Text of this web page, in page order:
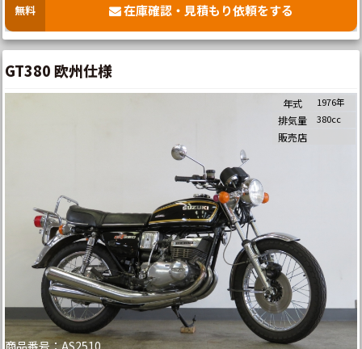
無料 在庫確認・見積もり依頼をする
GT380 欧州仕様
商品番号：AS2510
年式 1976年
排気量 380cc
販売店